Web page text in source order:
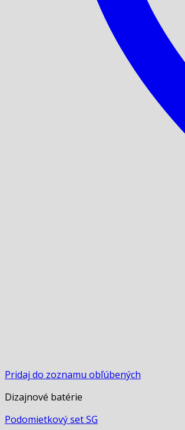
Pridaj do zoznamu obľúbených
Dizajnové batérie
Podomietkový set SG